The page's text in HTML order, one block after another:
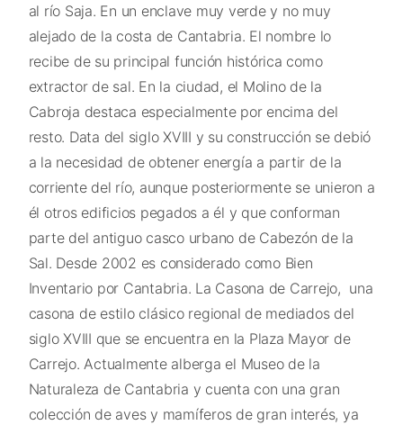
al río Saja. En un enclave muy verde y no muy
alejado de la costa de Cantabria. El nombre lo
recibe de su principal función histórica como
extractor de sal. En la ciudad, el Molino de la
Cabroja destaca especialmente por encima del
resto. Data del siglo XVIII y su construcción se debió
a la necesidad de obtener energía a partir de la
corriente del río, aunque posteriormente se unieron a
él otros edificios pegados a él y que conforman
parte del antiguo casco urbano de Cabezón de la
Sal. Desde 2002 es considerado como Bien
Inventario por Cantabria. La Casona de Carrejo, una
casona de estilo clásico regional de mediados del
siglo XVIII que se encuentra en la Plaza Mayor de
Carrejo. Actualmente alberga el Museo de la
Naturaleza de Cantabria y cuenta con una gran
colección de aves y mamíferos de gran interés, ya